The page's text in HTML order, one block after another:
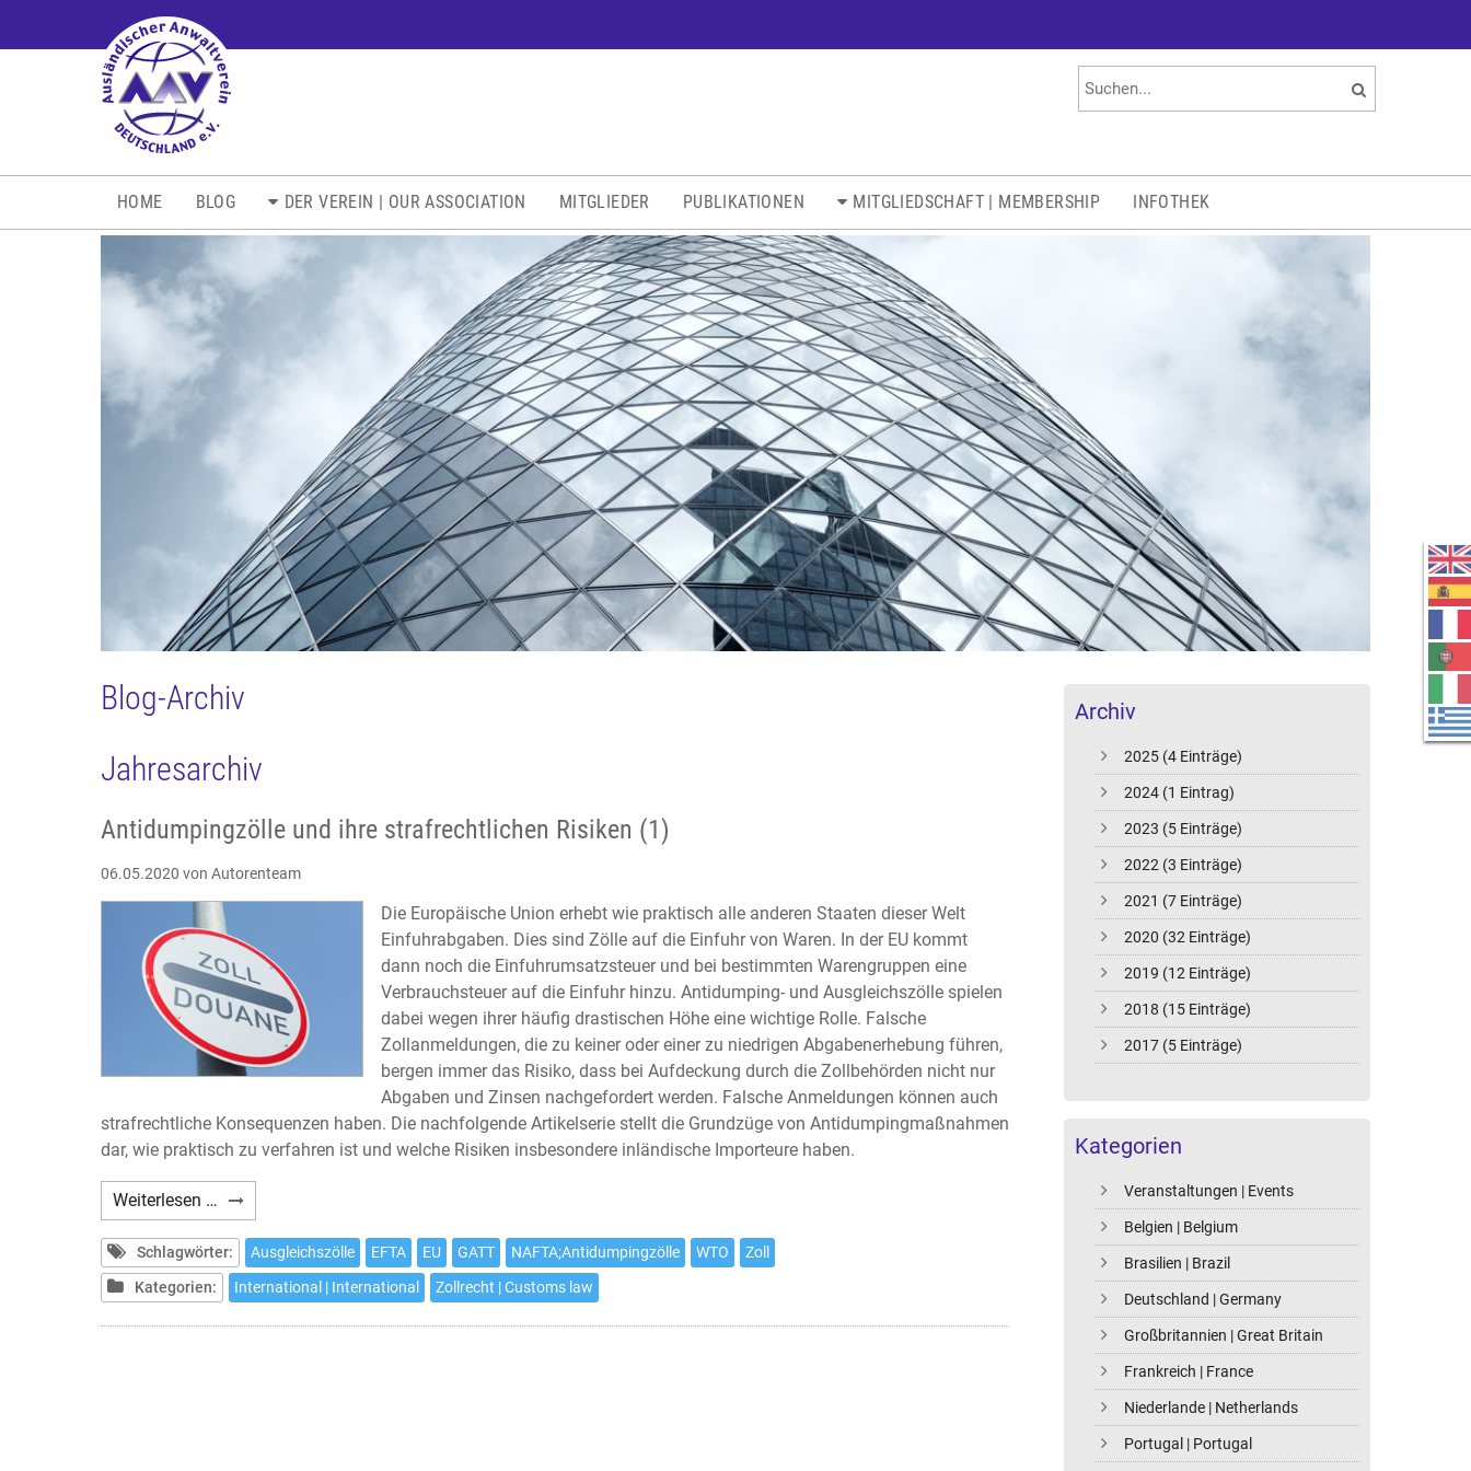
HOME BLOG DER VEREIN | OUR ASSOCIATION MITGLIEDER PUBLIKATIONEN MITGLIEDSCHAFT | MEMBERSHIP INFOTHEK
Archiv
2025 (4 Einträge)
2024 (1 Eintrag)
2023 (5 Einträge)
2022 (3 Einträge)
2021 (7 Einträge)
2020 (32 Einträge)
2019 (12 Einträge)
2018 (15 Einträge)
2017 (5 Einträge)
Kategorien
Veranstaltungen | Events
Belgien | Belgium
Brasilien | Brazil
Deutschland | Germany
Großbritannien | Great Britain
Frankreich | France
Niederlande | Netherlands
Portugal | Portugal
Blog-Archiv
Jahresarchiv
Antidumpingzölle und ihre strafrechtlichen Risiken (1)
06.05.2020 von Autorenteam
Die Europäische Union erhebt wie praktisch alle anderen Staaten dieser Welt
Einfuhrabgaben. Dies sind Zölle auf die Einfuhr von Waren. In der EU kommt
dann noch die Einfuhrumsatzsteuer und bei bestimmten Warengruppen eine
Verbrauchsteuer auf die Einfuhr hinzu. Antidumping- und Ausgleichszölle spielen
dabei wegen ihrer häufig drastischen Höhe eine wichtige Rolle. Falsche
Zollanmeldungen, die zu keiner oder einer zu niedrigen Abgabenerhebung führen,
bergen immer das Risiko, dass bei Aufdeckung durch die Zollbehörden nicht nur
Abgaben und Zinsen nachgefordert werden. Falsche Anmeldungen können auch
strafrechtliche Konsequenzen haben. Die nachfolgende Artikelserie stellt die Grundzüge von Antidumpingmaßnahmen
dar, wie praktisch zu verfahren ist und welche Risiken insbesondere inländische Importeure haben.
Weiterlesen … Antidumpingzölle
und
ihre
strafrechtlichen
Risiken
(1)
Schlagwörter: Ausgleichszölle EFTA EU GATT NAFTA;Antidumpingzölle WTO
Zoll
Kategorien:
International | International Zollrecht | Customs law